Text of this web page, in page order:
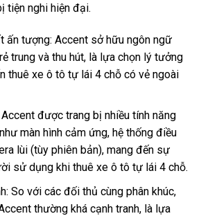
tiện nghi hiện đại.
ấn tượng: Accent sở hữu ngôn ngữ
trung và thu hút, là lựa chọn lý tưởng
thuê xe ô tô tự lái 4 chỗ có vẻ ngoài
được trang bị nhiều tính năng
màn hình cảm ứng, hệ thống điều
lùi (tùy phiên bản), mang đến sự
sử dụng khi thuê xe ô tô tự lái 4 chỗ.
So với các đối thủ cùng phân khúc,
thường khá cạnh tranh, là lựa